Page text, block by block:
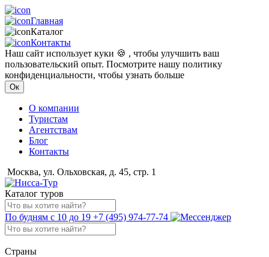
Главная
Каталог
Контакты
Наш сайт использует куки 🍪 , чтобы улучшить ваш
пользовательский опыт. Посмотрите нашу политику
конфиденциальности, чтобы узнать больше
Ок
О компании
Туристам
Агентствам
Блог
Контакты
Москва, ул. Ольховская, д. 45, стр. 1
Каталог туров
По будням с 10 до 19 +7 (495) 974-77-74
Страны